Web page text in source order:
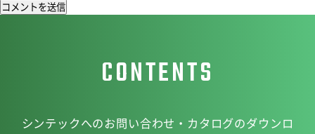
CONTENTS
シンテックへのお問い合わせ・カタログのダウンロ